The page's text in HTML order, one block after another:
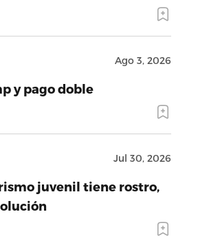
Ago 3, 2026
y pago doble
Jul 30, 2026
juvenil tiene rostro,